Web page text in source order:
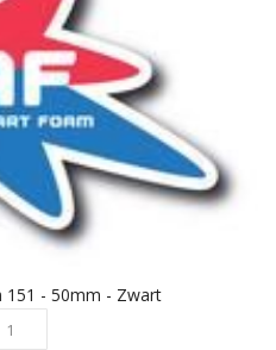
151 - 50mm - Zwart